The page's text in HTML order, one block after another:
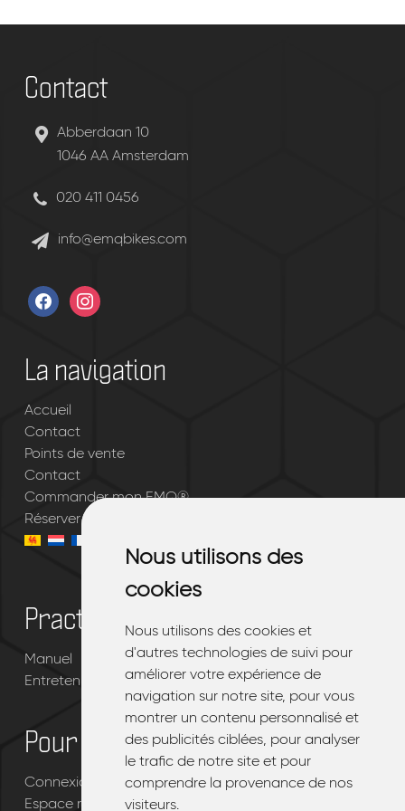
Nous utilisons des
cookies
Nous utilisons des cookies et
d'autres technologies de suivi pour
améliorer votre expérience de
navigation sur notre site, pour vous
montrer un contenu personnalisé et
des publicités ciblées, pour analyser
le trafic de notre site et pour
comprendre la provenance de nos
visiteurs.
Nous utilisons des
cookies
Nous utilisons des cookies et
d'autres technologies de suivi pour
améliorer votre expérience de
navigation sur notre site, pour vous
montrer un contenu personnalisé et
des publicités ciblées, pour analyser
le trafic de notre site et pour
comprendre la provenance de nos
visiteurs.
Contact
Abberdaan 10
1046 AA Amsterdam
020 411 0456
info@emqbikes.com
facebookinstagram
La navigation
Accueil
Contact
Points de vente
Contact
Commander mon EMQ®
Réserver un essai gratuit
Practique
Manuel
Entretenir votre EMQ®
Pour les revendeurs
Connexion portail revendeur EMQ®
Espace revendeur